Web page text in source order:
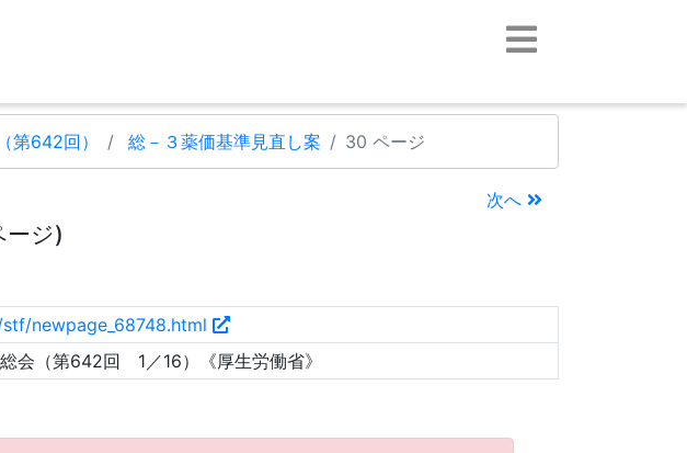
第642回） 総－３薬価基準見直し案 30 ページ
次へ
ージ)
newpage_68748.html
会（第642回 1／16）《厚生労働省》